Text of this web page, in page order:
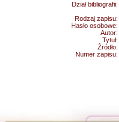
Dział bibliografii:
Rodzaj zapisu:
Hasło osobowe:
Autor:
Tytuł:
Źródło:
Numer zapisu: